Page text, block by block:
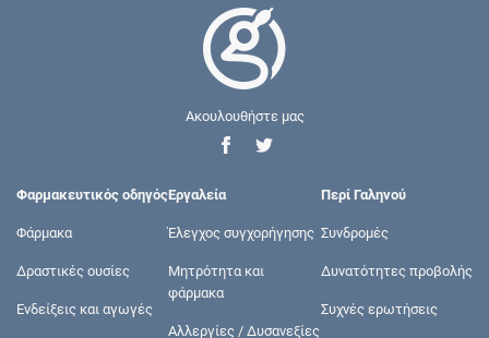
Ακουλουθήστε μας
Φαρμακευτικός οδηγός
Φάρμακα
Δραστικές ουσίες
Ενδείξεις και αγωγές
Εργαλεία
Έλεγχος συγχορήγησης
Μητρότητα και
φάρμακα
Αλλεργίες / Δυσανεξίες
Περί Γαληνού
Συνδρομές
Δυνατότητες προβολής
Συχνές ερωτήσεις